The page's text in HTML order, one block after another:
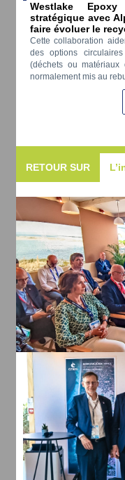
Westlake
stratégique avec
faire évoluer le
Cette collaboration
des options
(déchets ou matériaux
normalement mis au
RETOUR SUR